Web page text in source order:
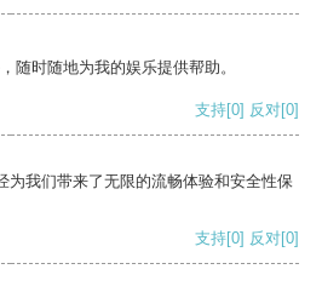
随时随地为我的娱乐提供帮助。
支持[0] 反对[0]
为我们带来了无限的流畅体验和安全性保
支持[0] 反对[0]